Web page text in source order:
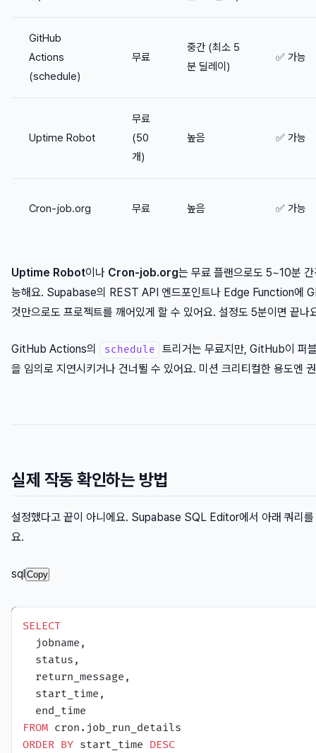
GitHub
Actions
(schedule)
무료
중간 (최소 5
분 딜레이)
✅ 가능
Uptime Robot
무료
(50
개)
높음 ✅ 가능
Cron-job.org 무료 높음 ✅ 가능
Uptime Robot이나 Cron-job.org는 무료 플랜으로도 5~10분
능해요. Supabase의 REST API 엔드포인트나 Edge Function에
것만으로도 프로젝트를 깨어있게 할 수 있어요. 설정도 5분이면 끝나
GitHub Actions의 schedule
트리거는 무료지만, GitHub이 퍼
을 임의로 지연시키거나 건너뛸 수 있어요. 미션 크리티컬한 용도엔
실제 작동 확인하는 방법
설정했다고 끝이 아니에요. Supabase SQL Editor에서 아래 쿼리를
요.
sql Copy
SELECT
  jobname,
  status,
  return_message,
  start_time,
FROM
ORDER BY start_time DESC